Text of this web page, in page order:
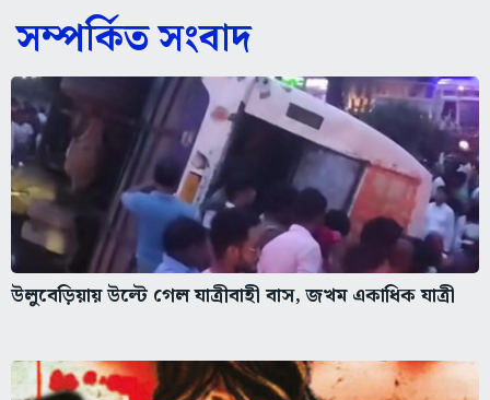
সম্পর্কিত সংবাদ
উলুবেড়িয়ায় উল্টে গেল যাত্রীবাহী বাস, জখম একাধিক যাত্রী